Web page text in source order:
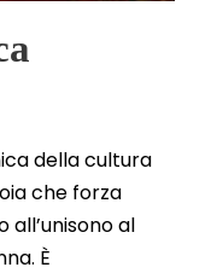
della cultura
che forza
al
È